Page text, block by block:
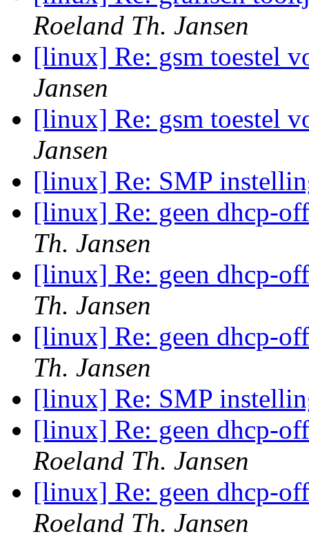
Roeland Th. Jansen
[linux] Re: gsm toestel
Jansen
[linux] Re: gsm toestel
Jansen
[linux] Re: SMP
[linux] Re: geen dhcp-
Th. Jansen
[linux] Re: geen dhcp-
Th. Jansen
[linux] Re: geen dhcp-
Th. Jansen
[linux] Re: SMP
[linux] Re: geen dhcp-
Roeland Th. Jansen
[linux] Re: geen dhcp-
Roeland Th. Jansen